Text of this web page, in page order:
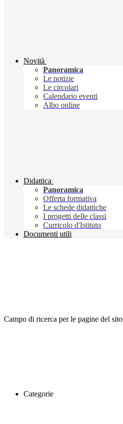
Novità
Panoramica
Le notizie
Le circolari
Calendario eventi
Albo online
Didattica
Panoramica
Offerta formativa
Le schede didattiche
I progetti delle classi
Curricolo d'Istituto
Documenti utili
Campo di ricerca per le pagine del sito
Categorie